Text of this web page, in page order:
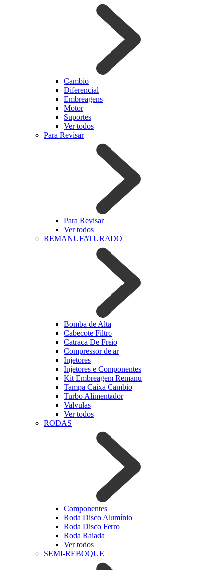
Cambio
Diferencial
Embreagens
Motor
Suportes
Ver todos
Para Revisar
Para Revisar
Ver todos
REMANUFATURADO
Bomba de Alta
Cabecote Filtro
Catraca De Freio
Compressor de ar
Injetores
Injetores e Componentes
Kit Embreagem Remanu
Tampa Caixa Cambio
Turbo Alimentador
Valvulas
Ver todos
RODAS
Componentes
Roda Disco Alumínio
Roda Disco Ferro
Roda Raiada
Ver todos
SEMI-REBOQUE